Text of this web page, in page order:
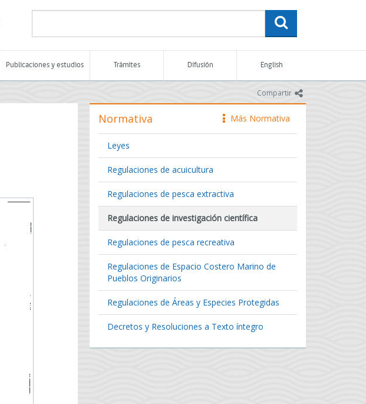
Publicaciones y estudios Trámites Difusión English
Compartir icono
icono
Más Normativa
Normativa
Leyes
Regulaciones de acuicultura
Regulaciones de pesca extractiva
Regulaciones de investigación científica
Regulaciones de pesca recreativa
Regulaciones de Espacio Costero Marino de
Pueblos Originarios
Regulaciones de Áreas y Especies Protegidas
Decretos y Resoluciones a Texto íntegro